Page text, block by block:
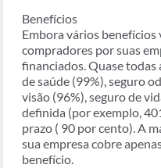
Benefícios
Embora vários benefícios
compradores por suas
financiados. Quase todas
de saúde (99%), seguro
visão (96%), seguro de
definida (por exemplo,
prazo ( 90 por cento). A
sua empresa cobre
benefício.